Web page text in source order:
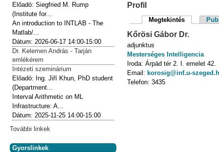
Profil
Elsődleges fülek
Megtekintés (aktív fül)
Kőrösi Gábor Dr.
adjunktus
Mesterséges Intelligencia
Iroda: Árpád tér 2.
I. emelet 42.
Email: korosig@inf.u-
Telefon: 3435
Előadó:Siegfried M. Rump
(Institute for...
An introduction to INTLAB - The
Matlab/...
Dátum: 2026-06-17 14:00-15:00
Dr. Kelemen András - Tarján
emlékérem
Intézeti szeminárium
Előadó: Ing. Jiří Khun, PhD student
(Department...
Interval Arithmetic on ML
Infrastructure: A...
Dátum: 2025-11-25 14:00-15:00
További linkek
Gyorslinkek